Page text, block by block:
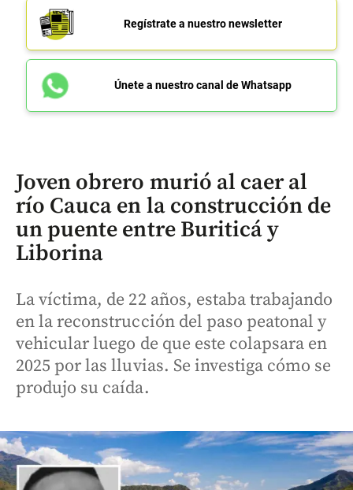
Regístrate a nuestro newsletter
Únete a nuestro canal de Whatsapp
Joven obrero murió al caer al
río Cauca en la construcción de
un puente entre Buriticá y
Liborina
La víctima, de 22 años, estaba trabajando
en la reconstrucción del paso peatonal y
vehicular luego de que este colapsara en
2025 por las lluvias. Se investiga cómo se
produjo su caída.